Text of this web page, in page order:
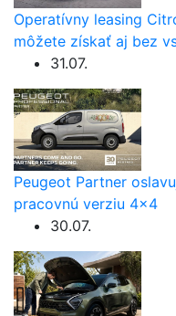
Operatívny leasing
môžete získať aj bez
31.07.
Peugeot Partner
pracovnú verziu 4×4
30.07.